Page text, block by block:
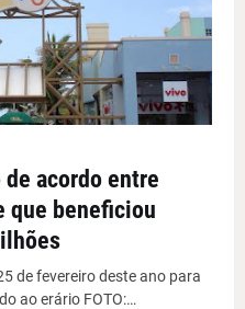
acordo entre
que beneficiou
de fevereiro deste ano para
ao erário FOTO:…